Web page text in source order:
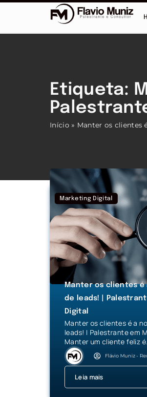
Etiqueta:
Início » Manter os clientes
Marketing Digital
Manter os clientes é
de leads! |
Digital
Manter os clientes é a
leads! | Palestrante em
Manter um cliente feliz
Flávio Muniz -
Leia mais